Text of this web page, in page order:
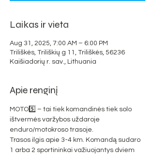
Laikas ir vieta
Aug 31, 2025, 7:00 AM – 6:00 PM
Triliškės, Triliškių g 11, Triliškės, 56236
Kaišiadorių r. sav., Lithuania
Apie renginį
MOTO5️⃣ – tai tiek komandinės tiek solo
ištvermės varžybos uždaroje
enduro/motokroso trasoje.
Trasos ilgis apie 3-4 km. Komandą sudaro
1 arba 2 sportininkai važiuojantys dviem